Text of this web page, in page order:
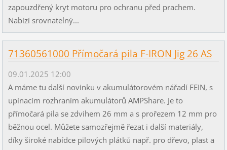
zapouzdřený kryt motoru pro ochranu před prachem.
Nabízí srovnatelný...
71360561000 Přímočará pila F-IRON Jig 26 AS
09.01.2025 12:00
A máme tu další novinku v akumulátorovém nářadí FEIN, s
upínacím rozhraním akumulátorů AMPShare. Je to
přímočará pila se zdvihem 26 mm a s prořezem 12 mm pro
běžnou ocel. Můžete samozřejmě řezat i další materiály,
díky široké nabídce pilových plátků např. pro dřevo, plast a